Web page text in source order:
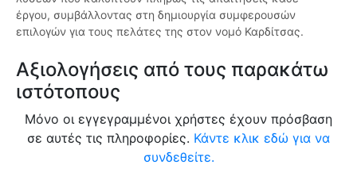
έργου, συμβάλλοντας στη δημιουργία συμφερουσών
επιλογών για τους πελάτες της στον νομό Καρδίτσας.
Αξιολογήσεις από τους παρακάτω
ιστότοπους
Μόνο οι εγγεγραμμένοι χρήστες έχουν πρόσβαση
σε αυτές τις πληροφορίες. Κάντε κλικ εδώ για να
συνδεθείτε.